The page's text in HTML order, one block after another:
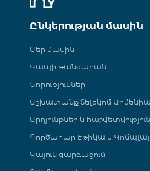
Ընկերության մասին
Մեր մասին
Կապի թանգարան
Նորություններ
Աշխատանք Տելեկոմ
Արդյունքներ և
Գործարար Էթիկա և
Կայուն զարգացում